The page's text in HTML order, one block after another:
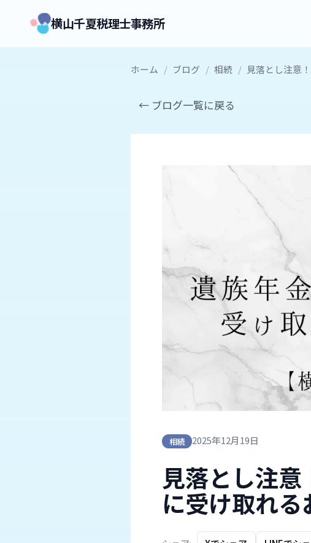
横山千夏税理士事務所
ホーム / ブログ / 相続 / 見落とし注意
← ブログ一覧に戻る
相続 2025年12月19日
見落とし注
に受け取れ